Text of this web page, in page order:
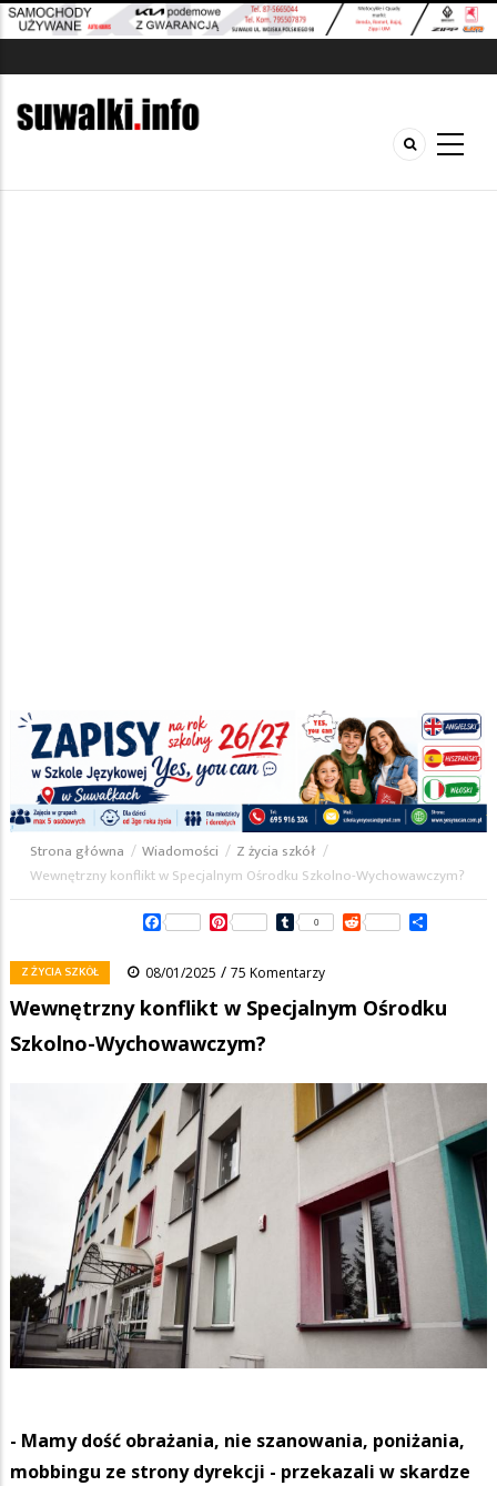
Ścieżka
nawigacyjna
Strona główna / Wiadomości / Z życia szkół /
Wewnętrzny konflikt w Specjalnym Ośrodku Szkolno-Wychowawczym?
FacebookPinterestTumblr
0 Reddit
Z ŻYCIA SZKÓŁ 08/01/2025 / 75 Komentarzy
Wewnętrzny konflikt w Specjalnym Ośrodku
Szkolno-Wychowawczym?
- Mamy dość obrażania, nie szanowania, poniżania,
mobbingu ze strony dyrekcji - przekazali w skardze